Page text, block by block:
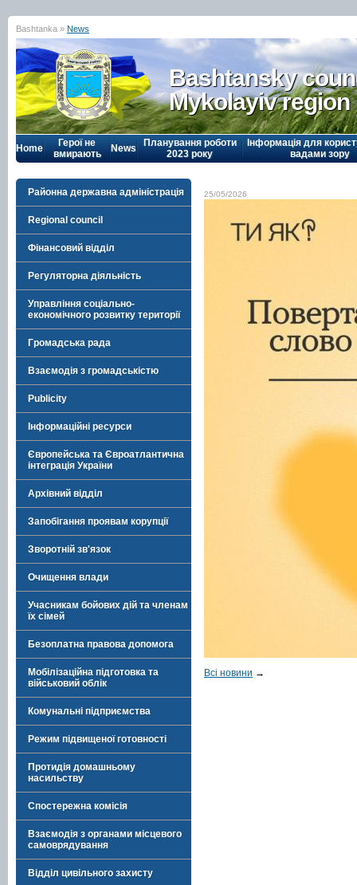
Bashtanka » News
Bashtansky
Mykolayiv region
Home
Герої не
вмирають
News
Планування роботи
2023 року
Інформація для
вадами зору
Районна державна адміністрація
Regional council
Фінансовий відділ
Регуляторна діяльність
Управління соціально-
економічного розвитку території
Громадська рада
Взаємодія з громадськістю
Publicity
Інформаційні ресурси
Європейська та Євроатлантична
інтеграція України
Архівний відділ
Запобігання проявам корупції
Зворотній зв'язок
Очищення влади
Учасникам бойових дій та членам
їх сімей
Безоплатна правова допомога
Мобілізаційна підготовка та
військовий облік
Комунальні підприємства
Режим підвищеної готовності
Протидія домашньому
насильству
Спостережна комісія
Взаємодія з органами місцевого
самоврядування
Відділ цивільного захисту
25/05/2026
Всі новини →